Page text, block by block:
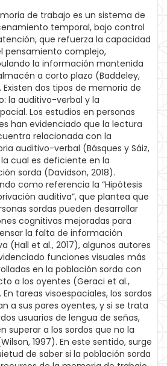
de trabajo es un sistema de
temporal, bajo control
que refuerza la capacidad
pensamiento complejo,
la información mantenida
a corto plazo (Baddeley,
Existen dos tipos de memoria de
la auditivo-verbal y la
Los estudios en personas
han evidenciado que la lectura
relacionada con la
auditivo-verbal (Básques y Sáiz,
la cual es deficiente en la
sorda (Davidson, 2018).
como referencia la “Hipótesis
auditiva”, que plantea que
sordas pueden desarrollar
cognitivas mejoradas para
la falta de información
(Hall et al., 2017), algunos autores
funciones visuales más
en la población sorda con
a los oyentes (Geraci et al.,
En tareas visoespaciales, los sordos
a sus pares oyentes, y si se trata
usuarios de lengua de señas,
superar a los sordos que no la
1997). En este sentido, surge
de saber si la población sorda